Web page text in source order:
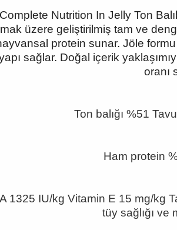
Nutrition In Jelly Ton
üzere geliştirilmiş tam ve
protein sunar. Jöle
yapı sağlar. Doğal içerik
oranı
Ton balığı %51
Ham protein
1325 IU/kg Vitamin E 15 mg/kg
tüy sağlığı ve